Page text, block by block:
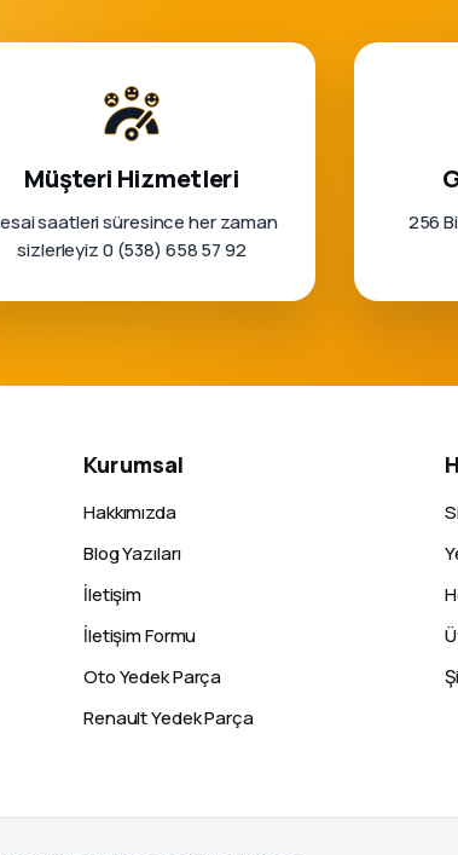
Müşteri Hizmetleri
saatleri süresince her zaman
sizlerleyiz 0 (538) 658 57 92
256
Kurumsal
Hakkımızda
Blog Yazıları
İletişim
İletişim Formu
Oto Yedek Parça
Renault Yedek Parça